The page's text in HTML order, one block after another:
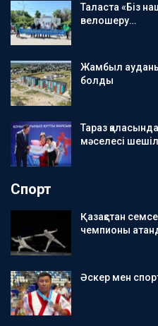
Таласта «Біз
велошеру…
Жамбыл
болды
Тараз
мәселесі
Спорт
Қазақстан
чемпионы
Әскер мен